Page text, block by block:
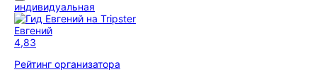
индивидуальная
Евгений
4,83
Рейтинг организатора